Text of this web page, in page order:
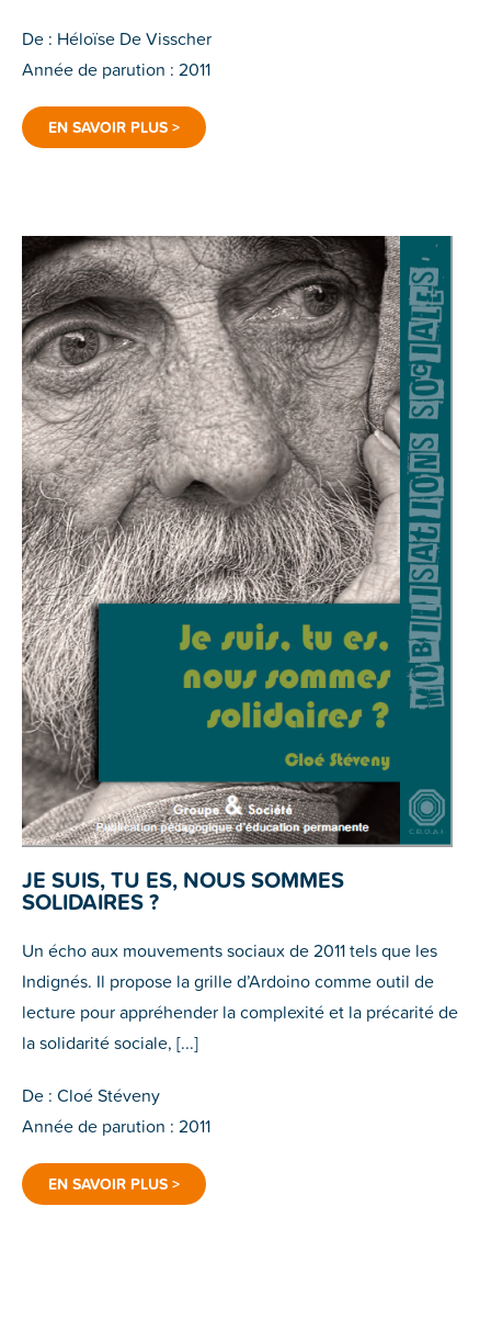
De : Héloïse De Visscher
Année de parution : 2011
EN SAVOIR PLUS >
JE SUIS, TU ES, NOUS SOMMES
SOLIDAIRES ?
Un écho aux mouvements sociaux de 2011 tels que les
Indignés. Il propose la grille d’Ardoino comme outil de
lecture pour appréhender la complexité et la précarité de
la solidarité sociale, [...]
De : Cloé Stéveny
Année de parution : 2011
EN SAVOIR PLUS >